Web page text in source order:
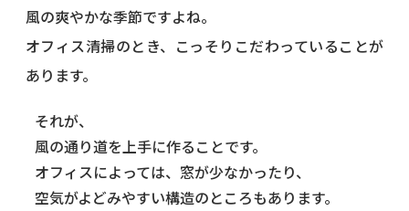
風の爽やかな季節ですよね。
オフィス清掃のとき、こっそりこだわっていることが
あります。
それが、
風の通り道を上手に作ることです。
オフィスによっては、窓が少なかったり、
空気がよどみやすい構造のところもあります。